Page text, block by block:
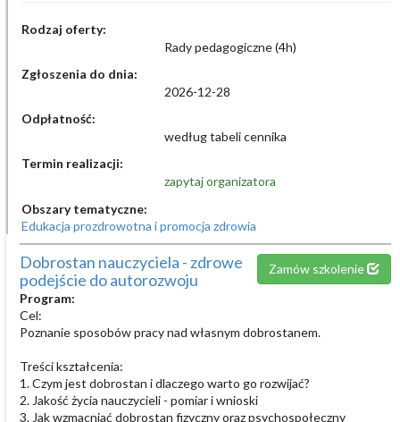
Rodzaj oferty:
Rady pedagogiczne (4h)
Zgłoszenia do dnia:
2026-12-28
Odpłatność:
według tabeli cennika
Termin realizacji:
zapytaj organizatora
Obszary tematyczne:
Edukacja prozdrowotna i promocja zdrowia
Dobrostan nauczyciela - zdrowe
podejście do autorozwoju
Zamów szkolenie
Program:
Cel:
Poznanie sposobów pracy nad własnym dobrostanem.
Treści kształcenia:
1. Czym jest dobrostan i dlaczego warto go rozwijać?
2. Jakość życia nauczycieli - pomiar i wnioski
3. Jak wzmacniać dobrostan fizyczny oraz psychospołeczny